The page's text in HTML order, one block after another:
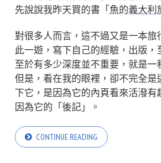
先說說我昨天買的書「 魚的義大利
對很多人而言，這不過又是一本旅
此一遊，寫下自己的經驗，出版，
至於有多少深度並不重要，就是一
但是，看在我的眼裡，卻不完全是
下它，是因為它的內頁看來活潑有
因為它的「後記」。
CONTINUE READING